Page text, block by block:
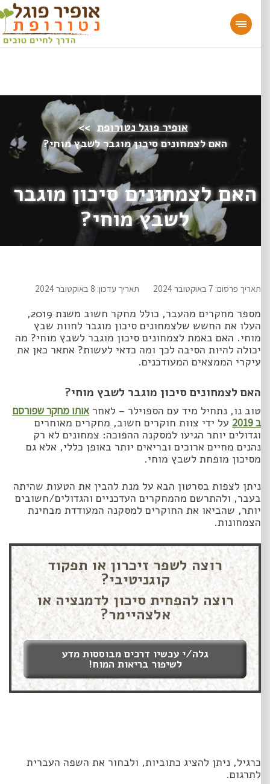
מעוניינים להעמיק או להתחיל דרך חיים בריאה?
אופיר פוגל נטורופת >>
האם לצמחונים סיכון מוגבר לשבץ מוחי?
האם לצמחונים סיכון מוגבר
לשבץ מוחי?
תאריך פרסום: 7 באוקטובר 2024 תאריך עדכון: 8 באוקטובר 2024
מספר מחקרים מהעבר, כולל מחקר חשוב משנת 2019,
העלו את החשש שלצמחונים סיכון מוגבר לחוות שבץ
מוחי. האם באמת לצמחונים סיכון מוגבר לשבץ מוחי? מה
יכולה להיות הסיבה לכך ומה כדאי לעשות? אתאר כאן את
עיקרי הממצאים המעודכנים.
האם לצמחונים סיכון מוגבר לשבץ מוחי?
טוב נו, נתחיל מיד עם הספוילר – לאחראותו מחקר שפורסם
על ידי צוות חוקרים חשוב, מחקרים מאוחרים
וגדולים יותר הגיעו למסקנה ההפוכה: צמחונים לא רק
נהנים מחיים ארוכים ובריאים יותר באופן כללי, אלא גם
מסיכון מופחת לשבץ מוחי.
ניתן לצפות בסרטון הבא על מנת להבין את הטעות שהיתה
בעבר, ולהתרשם מהמחקרים העדכניים והגדולים/חשובים
יותר, שהביאו את החוקרים למסקנה המעודדת מבחינת
הצמחונות.
רוצה לשפר זיכרון או תפקוד
קוגניטיבי?
רוצה להפחית סיכון לדמנציה או
אלצהיימר?
גלה/י עכשיו דרכים מבוססות מדע
לשיפור בריאות המוח!
כרגיל, ניתן להציג כתוביות, ולבחור את השפה העברית
לתרגום.